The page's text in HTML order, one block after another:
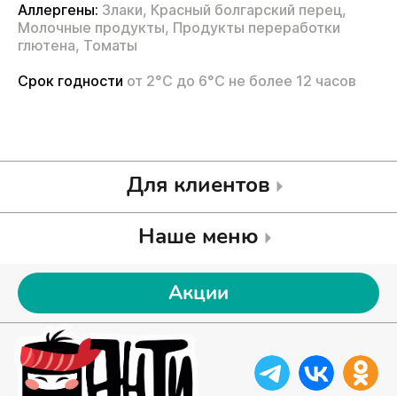
Аллергены: Злаки, Красный болгарский перец,
Молочные продукты, Продукты переработки
глютена, Томаты
Срок годности от 2°С до 6°С не более 12 часов
Для клиентов
Наше меню
Акции